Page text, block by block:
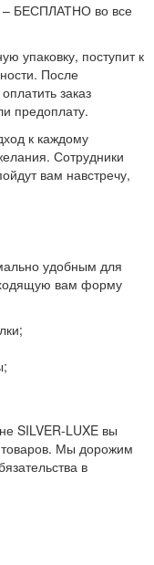
– БЕСПЛАТНО во все
упаковку, поступит к
После
заказ
предоплату.
к каждому
Сотрудники
вам навстречу,
удобным для
вам форму
SILVER-LUXE вы
товаров. Мы дорожим
в